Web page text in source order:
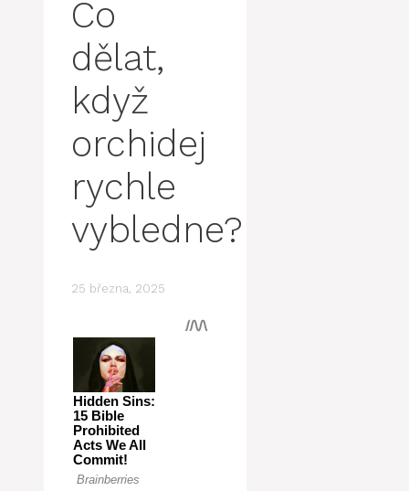
Co
dělat,
když
orchidej
rychle
vybledne?
25 března, 2025